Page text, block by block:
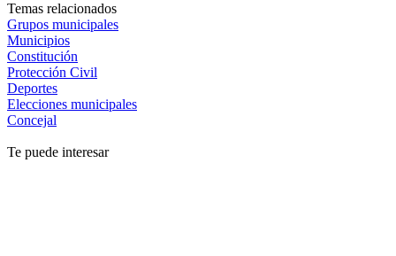
Temas relacionados
Grupos municipales
Municipios
Constitución
Protección Civil
Deportes
Elecciones municipales
Concejal
Te puede interesar